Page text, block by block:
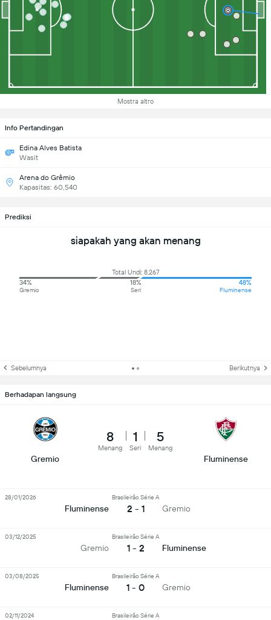
Mostra altro
Info Pertandingan
Edina Alves Batista
Wasit
Arena do Grêmio
Kapasitas: 60,540
Prediksi
siapakah yang akan menang
Total Undi: 8,267
34%
Gremio
18%
Seri
48%
Fluminense
Sebelumnya Berikutnya
Berhadapan langsung
Gremio
8
Menang
1
Seri
5
Menang
Fluminense
Fluminense
Brasileirão Série A
2 - 1 Gremio
28/01/2026
Gremio
Brasileirão Série A
1 - 2 Fluminense
03/12/2025
Fluminense
Brasileirão Série A
1 - 0 Gremio
03/08/2025
Brasileirão Série A
02/11/2024